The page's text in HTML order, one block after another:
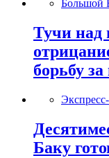
Большой
Тучи над
борьбу
Баку